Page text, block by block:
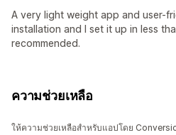
A very light weight app and user-
installation and I set it up in less
recommended.
ความช่วยเหลือ
ให้ความช่วยเหลือสำหรับแอปโดย